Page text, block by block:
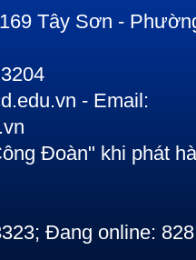
Tây Sơn -
- Email:
Đoàn" khi phát
Đang online: 828